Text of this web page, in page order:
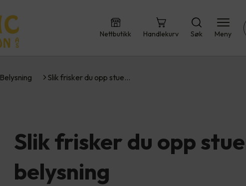
Nettbutikk Handlekurv Søk Meny
Belysning Slik frisker du opp stue…
Slik frisker du opp
belysning